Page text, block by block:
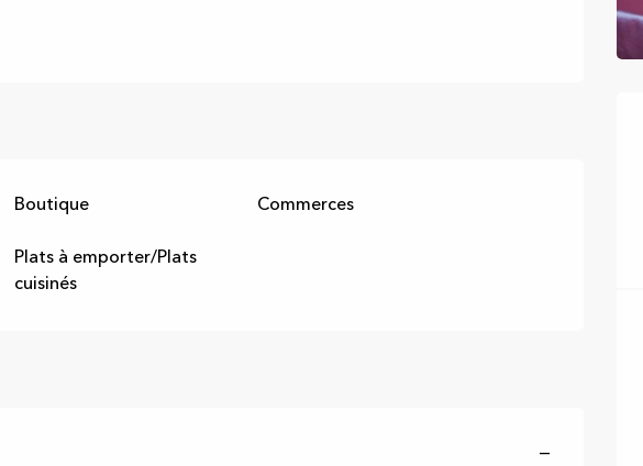
Boutique Commerces
Plats à emporter/Plats
cuisinés
—